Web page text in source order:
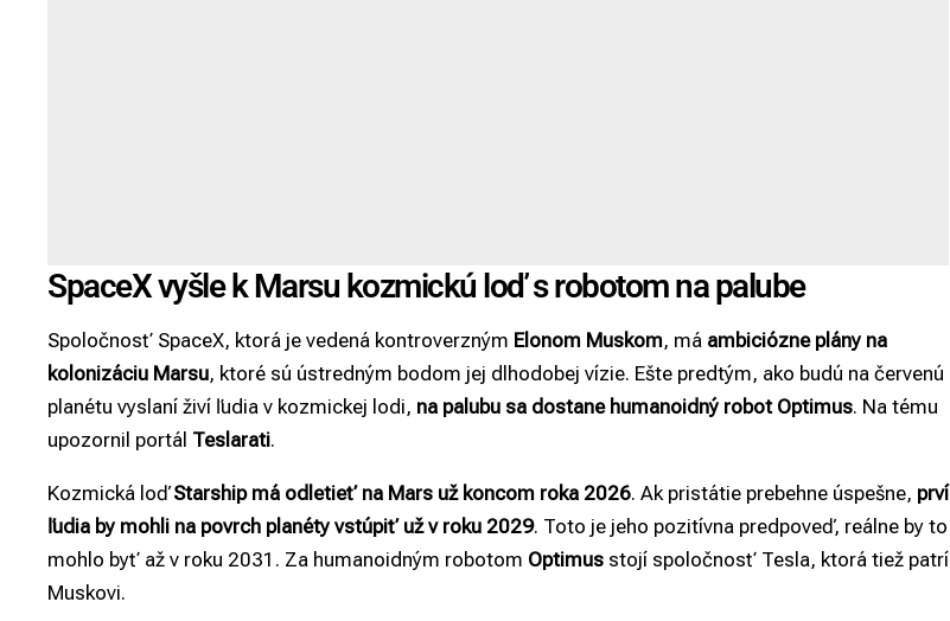
SpaceX vyšle k Marsu kozmickú loď s robotom na palube
Spoločnosť SpaceX, ktorá je vedená kontroverzným Elonom Muskom, má ambiciózne plány na
kolonizáciu Marsu, ktoré sú ústredným bodom jej dlhodobej vízie. Ešte predtým, ako budú na červenú
planétu vyslaní živí ľudia v kozmickej lodi, na palubu sa dostane humanoidný robot Optimus. Na tému
upozornil portál Teslarati.
Kozmická loďStarship má odletieť na Mars už koncom roka 2026. Ak pristátie prebehne úspešne, prví
ľudia by mohli na povrch planéty vstúpiť už v roku 2029. Toto je jeho pozitívna predpoveď, reálne by to
mohlo byť až v roku 2031. Za humanoidným robotom Optimus stojí spoločnosť Tesla, ktorá tiež patrí
Muskovi.